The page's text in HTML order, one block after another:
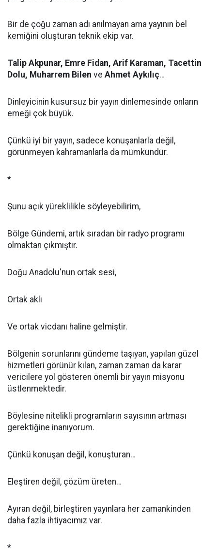
Bir de çoğu zaman adı anılmayan ama yayının bel
kemiğini oluşturan teknik ekip var.
Talip Akpunar, Emre Fidan, Arif Karaman, Tacettin
Dolu, Muharrem Bilen ve Ahmet Aykılıç…
Dinleyicinin kusursuz bir yayın dinlemesinde onların
emeği çok büyük.
Çünkü iyi bir yayın, sadece konuşanlarla değil,
görünmeyen kahramanlarla da mümkündür.
*
Şunu açık yüreklilikle söyleyebilirim,
Bölge Gündemi, artık sıradan bir radyo programı
olmaktan çıkmıştır.
Doğu Anadolu'nun ortak sesi,
Ortak aklı
Ve ortak vicdanı haline gelmiştir.
Bölgenin sorunlarını gündeme taşıyan, yapılan güzel
hizmetleri görünür kılan, zaman zaman da karar
vericilere yol gösteren önemli bir yayın misyonu
üstlenmektedir.
Böylesine nitelikli programların sayısının artması
gerektiğine inanıyorum.
Çünkü konuşan değil, konuşturan…
Eleştiren değil, çözüm üreten…
Ayıran değil, birleştiren yayınlara her zamankinden
daha fazla ihtiyacımız var.